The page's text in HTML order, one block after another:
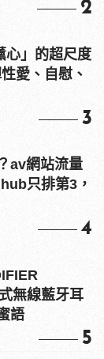
2
心」的超尺度
愛、自慰、
3
av網站流量
只排第3，
4
無線藍牙耳
語
5